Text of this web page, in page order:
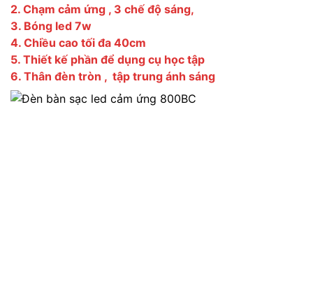
2. Chạm cảm ứng , 3 chế độ sáng,
3. Bóng led 7w
4. Chiều cao tối đa 40cm
5. Thiết kế phần để dụng cụ học tập
6. Thân đèn tròn , tập trung ánh sáng